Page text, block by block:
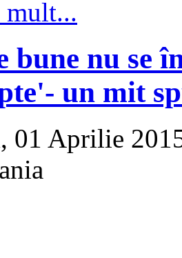
mult...
nu se
un mit
01 Aprilie